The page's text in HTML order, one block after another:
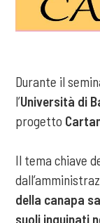
Durante il
l’Università di
progetto
Il tema chiave
della canapa
suoli inquinati